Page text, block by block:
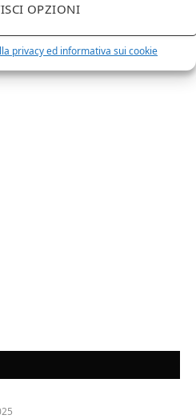
OPZIONI
privacy ed informativa sui cookie
un restyling del tuo sito
in queste pagine?Contattaci